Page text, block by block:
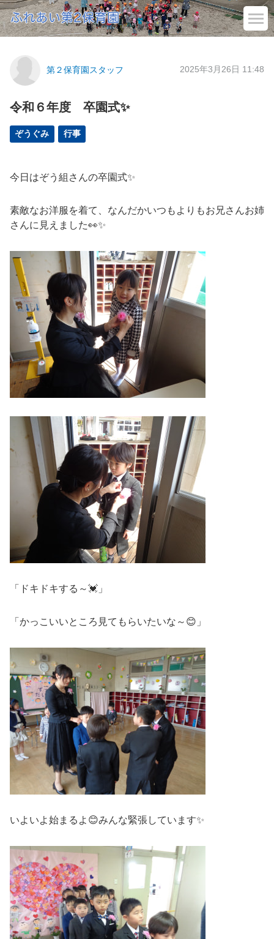
第２保育園スタッフ 2025年3月26日 11:48
令和６年度 卒園式✨
ぞうぐみ 行事
今日はぞう組さんの卒園式✨
素敵なお洋服を着て、なんだかいつもよりもお兄さんお姉
さんに見えました👀✨
「ドキドキする～💓」
「かっこいいところ見てもらいたいな～😊」
いよいよ始まるよ😊みんな緊張しています✨